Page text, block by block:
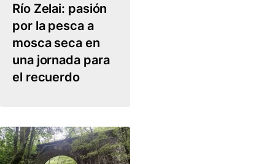
Río Zelai: pasión
por la pesca a
mosca seca en
una jornada para
el recuerdo